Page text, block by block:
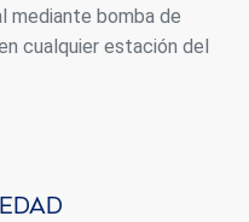
mediante bomba de
cualquier estación del
almacenar información
personales del usuario
de sus hábitos de
conocer los hábitos